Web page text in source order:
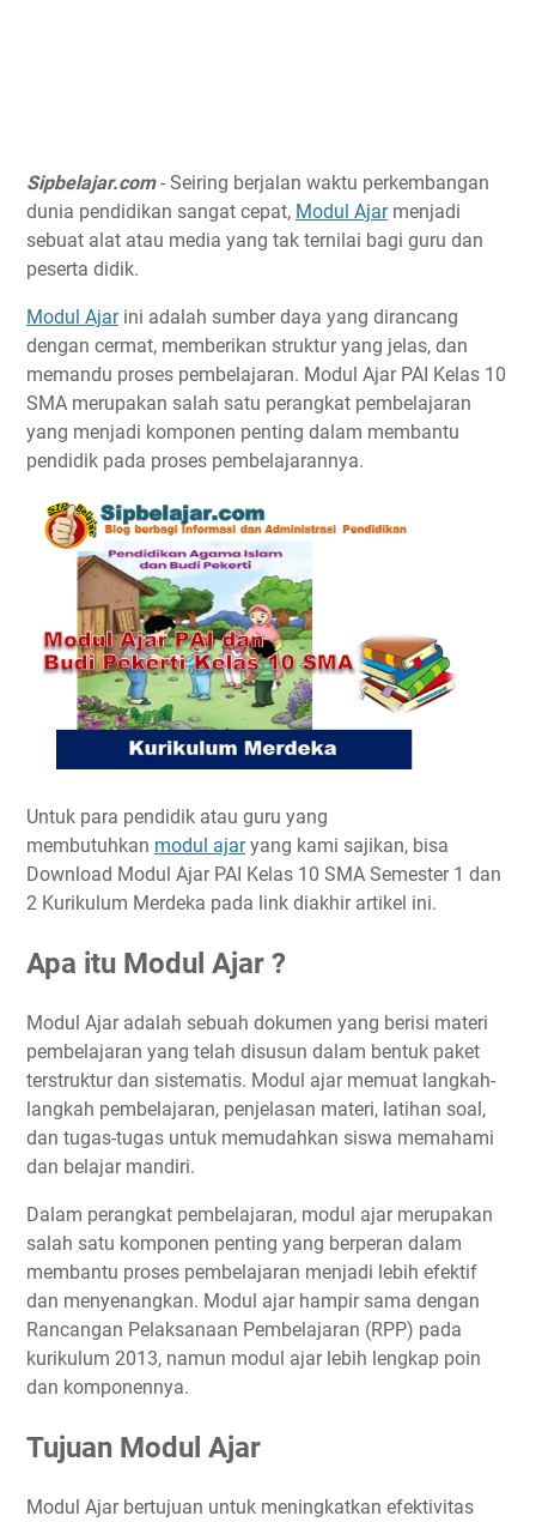
Sipbelajar.com- Seiring berjalan waktu perkembangan
dunia pendidikan sangat cepat, Modul Ajarmenjadi
sebuat alat atau media yang tak ternilai bagi guru dan
peserta didik.
Modul Ajarini adalah sumber daya yang dirancang
dengan cermat, memberikan struktur yang jelas, dan
memandu proses pembelajaran. Modul Ajar PAI Kelas 10
SMA merupakan salah satu perangkat pembelajaran
yang menjadi komponen penting dalam membantu
pendidik pada proses pembelajarannya.
Untuk para pendidik atau guru yang
membutuhkan modul ajaryang kami sajikan, bisa
Download Modul Ajar PAI Kelas 10 SMA Semester 1 dan
2 Kurikulum Merdeka pada link diakhir artikel ini.
Apa itu Modul Ajar ?
Modul Ajar adalah sebuah dokumen yang berisi materi
pembelajaran yang telah disusun dalam bentuk paket
terstruktur dan sistematis. Modul ajar memuat langkah-
langkah pembelajaran, penjelasan materi, latihan soal,
dan tugas-tugas untuk memudahkan siswa memahami
dan belajar mandiri.
Dalam perangkat pembelajaran, modul ajar merupakan
salah satu komponen penting yang berperan dalam
membantu proses pembelajaran menjadi lebih efektif
dan menyenangkan. Modul ajar hampir sama dengan
Rancangan Pelaksanaan Pembelajaran (RPP) pada
kurikulum 2013, namun modul ajar lebih lengkap poin
dan komponennya.
Tujuan Modul Ajar
Modul Ajar bertujuan untuk meningkatkan efektivitas